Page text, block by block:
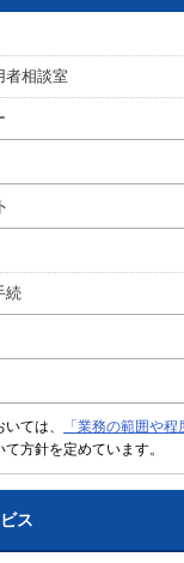
者相談室
続
ては、
「業務の範囲や
て方針を定めています。
ス